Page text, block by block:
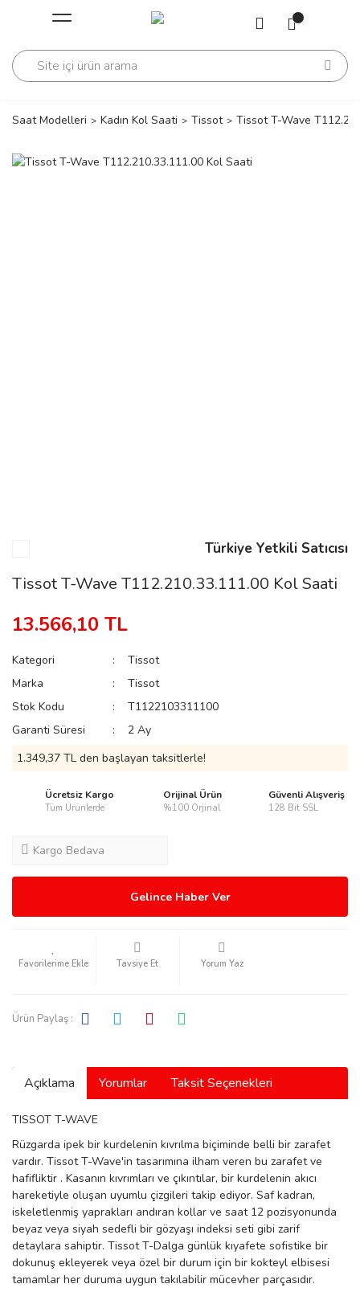
Geri Dön
Manoir
Geri Dön
Saat Modelleri Kadın Kol Saati Tissot Tissot T-Wave
Türkiye Yetkili Satıcısı
Tissot T-Wave T112.210.33.111.00 Kol Saati
13.566,10 TL
Kategori
Tissot
Marka
Tissot
Stok Kodu
T1122103311100
Garanti Süresi
2 Ay
1.349,37 TL den başlayan taksitlerle!
Ücretsiz Kargo
Tüm Ürünlerde
Orijinal Ürün
%100 Orjinal
Güvenli Alışveriş
128 Bit SSL
Kargo Bedava
Gelince Haber Ver
Tavsiye Et Yorum Yaz
Ürün Paylaş :
Açıklama Yorumlar Taksit Seçenekleri
TISSOT T-WAVE
Rüzgarda ipek bir kurdelenin kıvrılma biçiminde belli bir zarafet
vardır. Tissot T-Wave'in tasarımına ilham veren bu zarafet ve
hafifliktir . Kasanın kıvrımları ve çıkıntılar, bir kurdelenin akıcı
hareketiyle oluşan uyumlu çizgileri takip ediyor. Saf kadran,
iskeletlenmiş yaprakları andıran kollar ve saat 12 pozisyonunda
beyaz veya siyah sedefli bir gözyaşı indeksi seti gibi zarif
detaylara sahiptir. Tissot T-Dalga günlük kıyafete sofistike bir
dokunuş ekleyerek veya özel bir durum için bir kokteyl elbisesi
tamamlar her duruma uygun takılabilir mücevher parçasıdır.